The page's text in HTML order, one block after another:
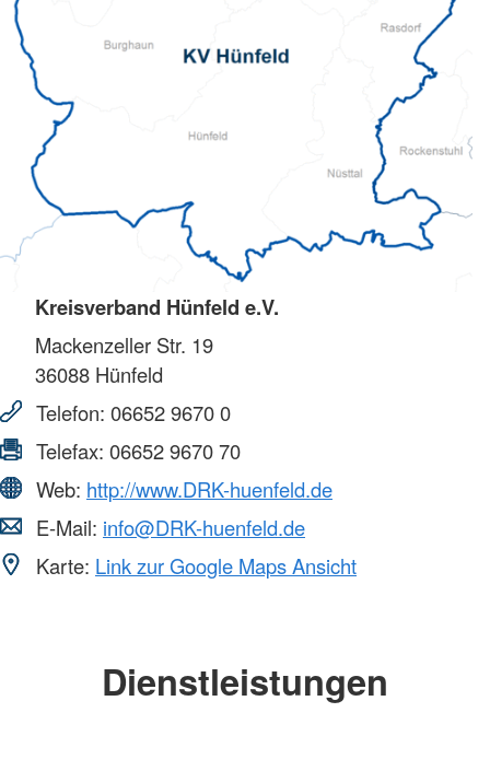
Kreisverband Hünfeld e.V.
Mackenzeller Str. 19
36088 Hünfeld
Telefon: 06652 9670 0
Telefax: 06652 9670 70
Web: http://www.DRK-huenfeld.de
E-Mail: info@DRK-huenfeld.de
Karte: Link zur Google Maps Ansicht
Dienstleistungen